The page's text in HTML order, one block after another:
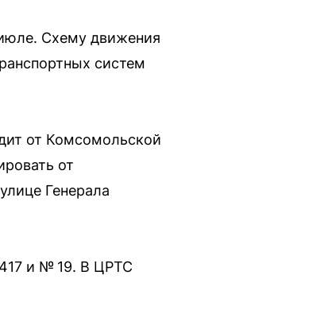
Схему движения
систем
от Комсомольской
от
Генерала
и № 19. В ЦРТС